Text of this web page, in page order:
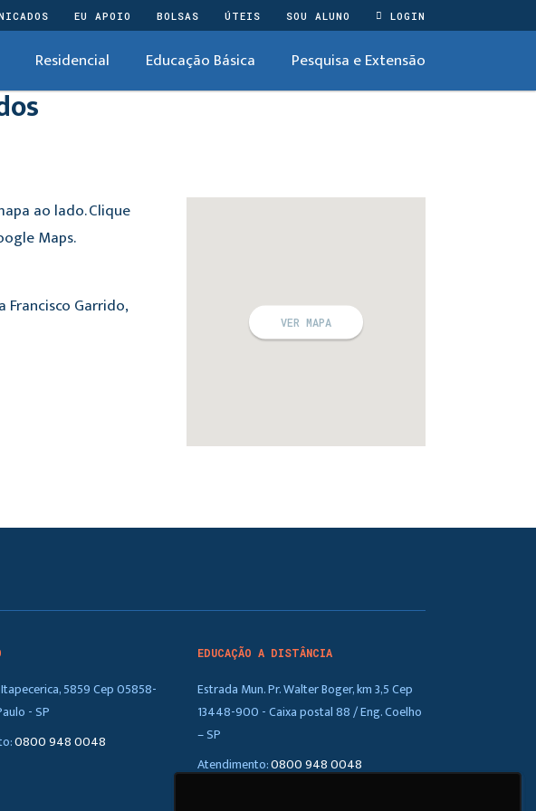
EU APOIO BOLSAS ÚTEIS SOU ALUNO LOGIN
Residencial Educação Básica Pesquisa e Extensão
ao lado. Clique
Maps.
Garrido,
VER MAPA
5859 Cep 05858-
- SP
0800 948 0048
EDUCAÇÃO A DISTÂNCIA
Estrada Mun. Pr. Walter Boger, km 3,5 Cep
13448-900 - Caixa postal 88 / Eng. Coelho
– SP
Atendimento:0800 948 0048